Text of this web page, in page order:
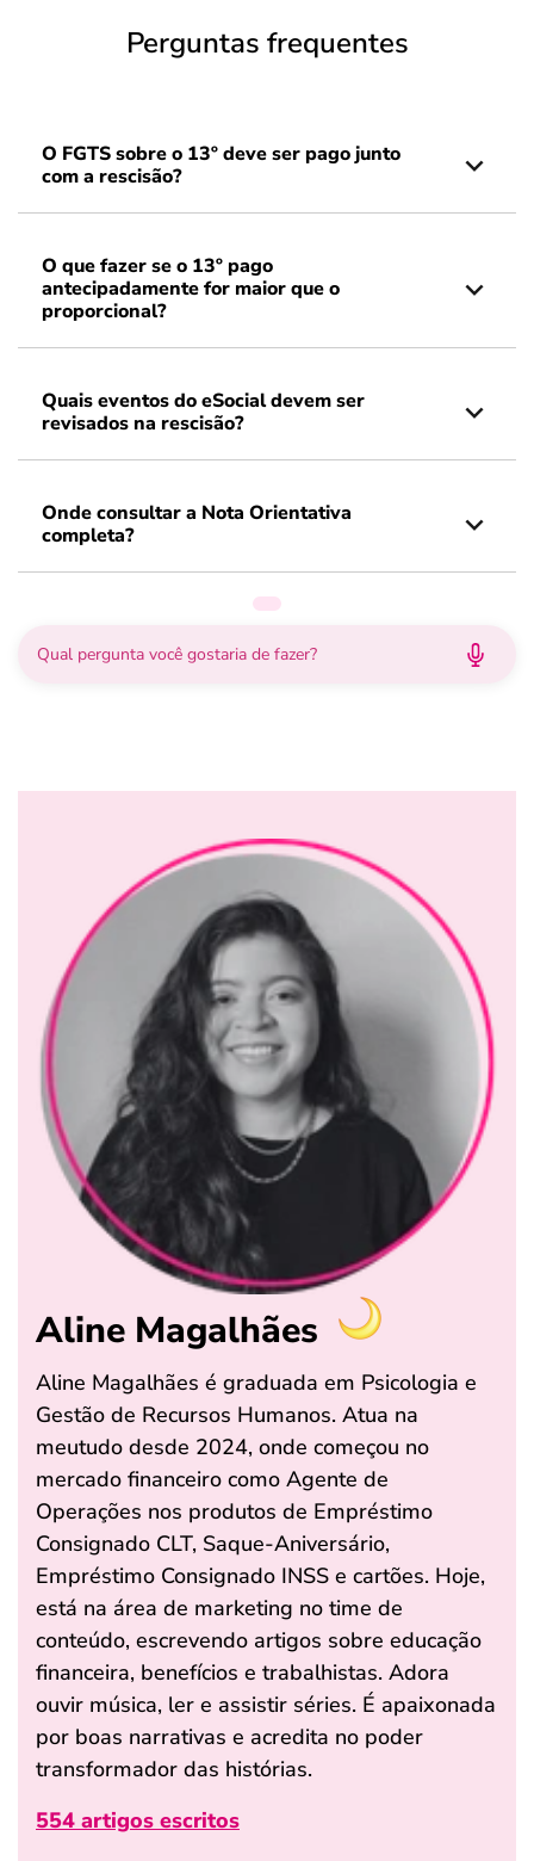
Perguntas frequentes
O FGTS sobre o 13º deve ser pago junto
com a rescisão?
O que fazer se o 13º pago
antecipadamente for maior que o
proporcional?
Quais eventos do eSocial devem ser
revisados na rescisão?
Onde consultar a Nota Orientativa
completa?
Aline Magalhães
Aline Magalhães é graduada em Psicologia e
Gestão de Recursos Humanos. Atua na
meutudo desde 2024, onde começou no
mercado financeiro como Agente de
Operações nos produtos de Empréstimo
Consignado CLT, Saque-Aniversário,
Empréstimo Consignado INSS e cartões. Hoje,
está na área de marketing no time de
conteúdo, escrevendo artigos sobre educação
financeira, benefícios e trabalhistas. Adora
ouvir música, ler e assistir séries. É apaixonada
por boas narrativas e acredita no poder
transformador das histórias.
554 artigos escritos